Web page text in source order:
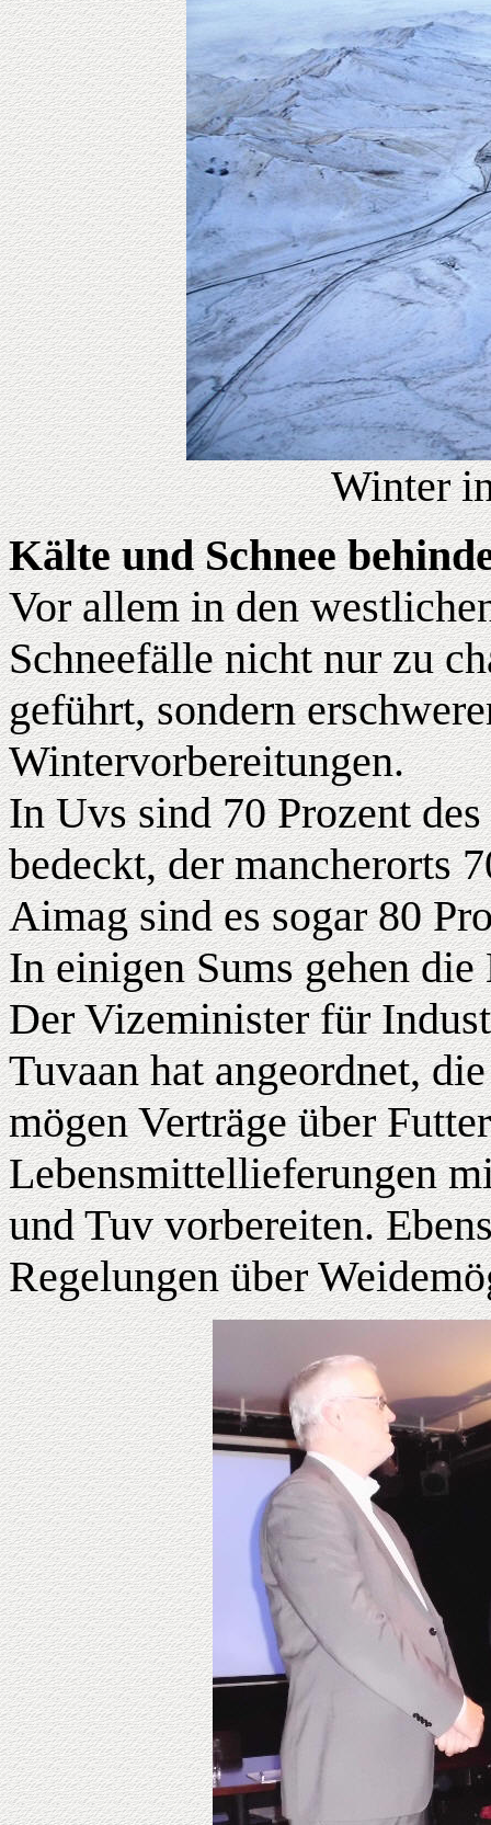
Winter
Kälte und Schnee
Vor allem in den
Schneefälle nicht nur zu
geführt, sondern
Wintervorbereitungen.
In Uvs sind 70 Prozent
bedeckt, der mancherorts
Aimag sind es sogar 80
In einigen Sums gehen
Der Vizeminister für
Tuvaan hat angeordnet,
mögen Verträge über
Lebensmittellieferungen
und Tuv vorbereiten.
Regelungen über